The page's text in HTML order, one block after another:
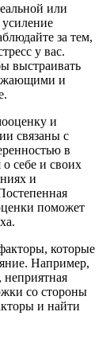
или
усиление
за тем,
у вас.
выстраивать
и
и
связаны с
в
себе и своих
и
поможет
которые
Например,
со стороны
и найти